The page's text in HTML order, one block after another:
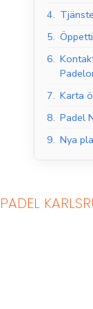
4.
5.
6.
7. Karta
8. Padel
9. Nya
PADEL